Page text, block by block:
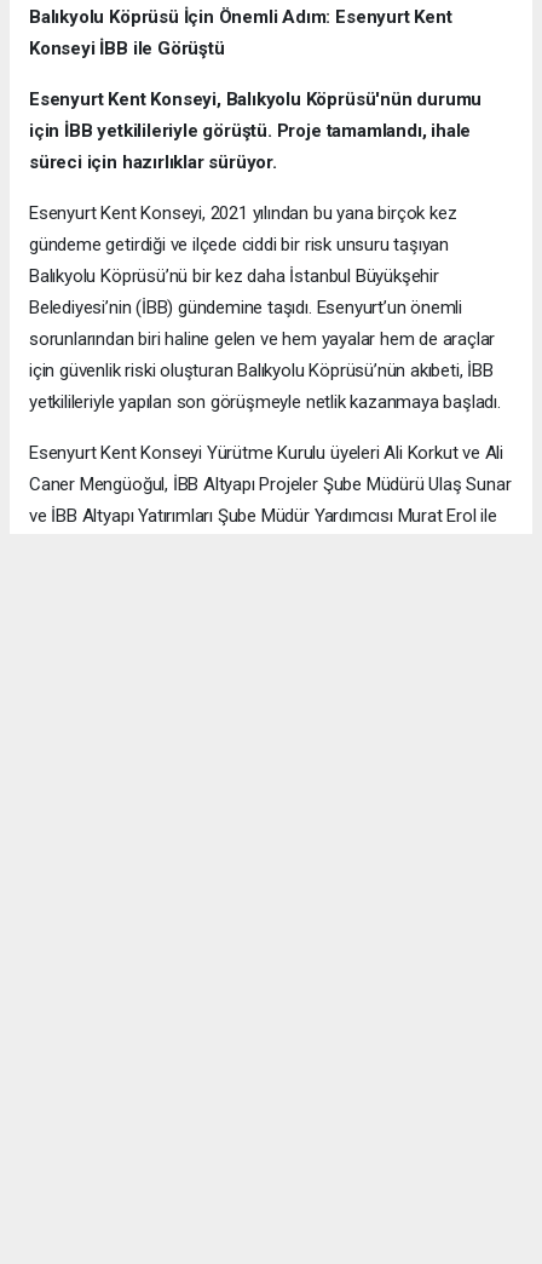
Balıkyolu Köprüsü İçin Önemli Adım: Esenyurt Kent
Konseyi İBB ile Görüştü
Esenyurt Kent Konseyi, Balıkyolu Köprüsü'nün durumu
için İBB yetkilileriyle görüştü. Proje tamamlandı, ihale
süreci için hazırlıklar sürüyor.
Esenyurt Kent Konseyi, 2021 yılından bu yana birçok kez
gündeme getirdiği ve ilçede ciddi bir risk unsuru taşıyan
Balıkyolu Köprüsü’nü bir kez daha İstanbul Büyükşehir
Belediyesi’nin (İBB) gündemine taşıdı. Esenyurt’un önemli
sorunlarından biri haline gelen ve hem yayalar hem de araçlar
için güvenlik riski oluşturan Balıkyolu Köprüsü’nün akıbeti, İBB
yetkilileriyle yapılan son görüşmeyle netlik kazanmaya başladı.
Esenyurt Kent Konseyi Yürütme Kurulu üyeleri Ali Korkut ve Ali
Caner Mengüoğul, İBB Altyapı Projeler Şube Müdürü Ulaş Sunar
ve İBB Altyapı Yatırımları Şube Müdür Yardımcısı Murat Erol ile